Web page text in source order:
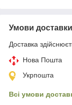
Умови доставки
Доставка
Нова Пошта
Укрпошта
Всі умови